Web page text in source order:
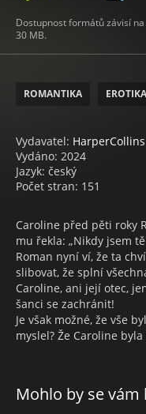
Dostupnost formátů závisí
30 MB.
ROMANTIKA EROTIKA
Vydavatel: HarperCollins
Vydáno: 2024
Jazyk: český
Počet stran: 151
Caroline před pěti roky
mu řekla: „Nikdy jsem
Roman nyní ví, že ta
slibovat, že splní
Caroline, ani její otec,
šanci se zachránit!
Je však možné, že vše
myslel? Že Caroline
Mohlo by se vám